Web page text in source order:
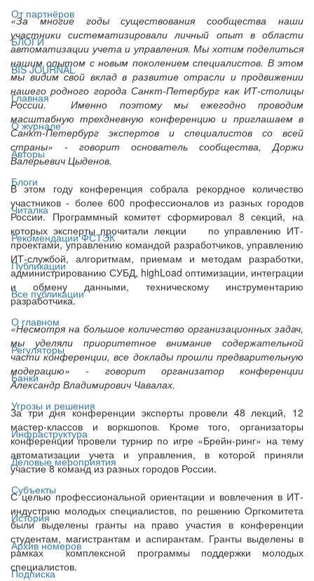
От партнёров
БЛОГИ
BIS JOURNAL
Главная
О журнале
Авторы
Блоги
Читалка
Рекомендации ФСТЭК
Публикации
Все публикации
О главном
Регуляторы
Банки
Угрозы и решения
Инфраструктура
Деловые мероприятия
Субъекты
История
Архив номеров
Подписка
«За многие годы существования сообщества наши
участники систематизировали личный опыт в области
автоматизации учета и управления. Мы хотим поделиться
нашим опытом с новым поколением специалистов. В этом
мы видим свой вклад в развитие отрасли и продвижении
нашего родного города Санкт-Петербург как ИТ-столицы
России. Именно поэтому мы ежегодно проводим
масштабную трехдневную конференцию и приглашаем в
Санкт-Петербург экспертов и специалистов со всей
страны» - говорит основатель сообщества, Доржи
Валерьевич Цыденов.
В этом году конференция собрала рекордное количество
участников - более 600 профессионалов из разных городов
России. Программный комитет сформировал 8 секций, на
которых эксперты прочитали лекции по управлению ИТ-
проектами, управлению командой разработчиков, управлению
ИТ-службой, алгоритмам, приемам и методам разработки,
администрированию СУБД, highLoad оптимизации, интеграции
и обмену данными, техническому инструментарию
разработчика.
«Несмотря на большое количество организационных задач,
мы уделяли приоритетное внимание содержательной
части конференции, все доклады прошли предварительную
модерацию» - говорит организатор конференции
Александр Владимирович Чавалах.
За три дня конференции эксперты провели 48 лекций, 12
мастер-классов и воркшопов. Кроме того, организаторы
конференции провели турнир по игре «Брейн-ринг» на тему
автоматизации учета и управления, в которой приняли
участие 8 команд из разных городов России.
С целью профессиональной ориентации и вовлечения в ИТ-
индустрию молодых специалистов, по решению Оргкомитета
были выделены гранты на право участия в конференции
студентам, магистрантам и аспирантам. Гранты выделены в
рамках комплексной программы поддержки молодых
специалистов.